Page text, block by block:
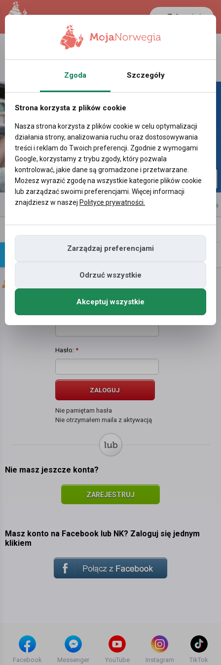
Zaloguj się
LANCASTER
25.7 °C 0.388 PLN
reklama
Napisz
wiadomość
Mateusz Stec
Hasło: *
ZALOGUJ
Nie pamiętam hasła
Nie otrzymałem maila z aktywacją
Nie masz jeszcze konta?
ZAREJESTRUJ
Masz konto na Facebook lub NK? Zaloguj się jednym
klikiem
Facebook Messenger YouTube Instagram TikTok
Zgoda Szczegóły
Strona korzysta z plików cookie
Nasza strona korzysta z plików cookie w celu optymalizacji
działania strony, analizowania ruchu oraz dostosowywania
treści i reklam do Twoich preferencji. Zgodnie z wymogami
Google, korzystamy z trybu zgody, który pozwala
kontrolować, jakie dane są gromadzone i przetwarzane.
Możesz wyrazić zgodę na wszystkie kategorie plików cookie
lub zarządzać swoimi preferencjami. Więcej informacji
znajdziesz w naszej Polityce prywatności.
Zarządzaj preferencjami
Odrzuć wszystkie
Akceptuj wszystkie